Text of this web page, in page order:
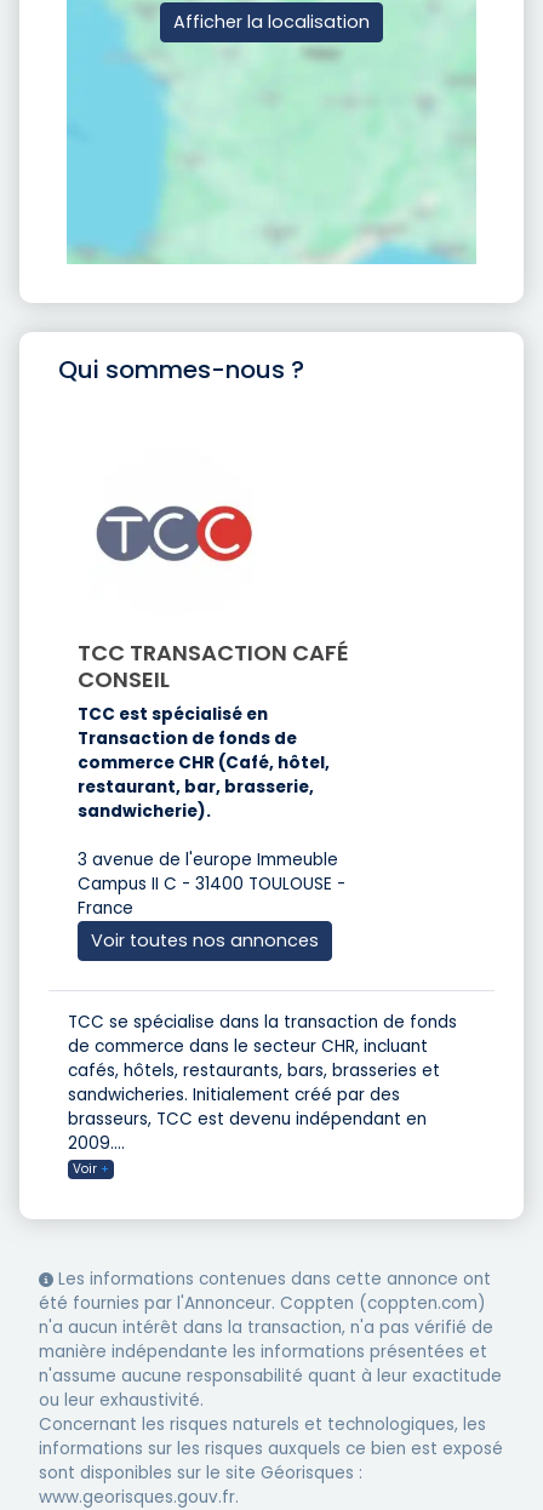
Afficher la localisation
Qui sommes-nous ?
TCC TRANSACTION CAFÉ
CONSEIL
TCC est spécialisé en
Transaction de fonds de
commerce CHR (Café, hôtel,
restaurant, bar, brasserie,
sandwicherie).
3 avenue de l'europe Immeuble
Campus II C - 31400 TOULOUSE -
France
Voir toutes nos annonces
TCC se spécialise dans la transaction de fonds
de commerce dans le secteur CHR, incluant
cafés, hôtels, restaurants, bars, brasseries et
sandwicheries. Initialement créé par des
brasseurs, TCC est devenu indépendant en
2009....
Voir +
Les informations contenues dans cette annonce ont
été fournies par l'Annonceur. Coppten (coppten.com)
n'a aucun intérêt dans la transaction, n'a pas vérifié de
manière indépendante les informations présentées et
n'assume aucune responsabilité quant à leur exactitude
ou leur exhaustivité.
Concernant les risques naturels et technologiques, les
informations sur les risques auxquels ce bien est exposé
sont disponibles sur le site Géorisques :
www.georisques.gouv.fr.